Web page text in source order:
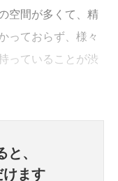
空間が多くて、精
っておらず、様々
っていることが渋
、
ます